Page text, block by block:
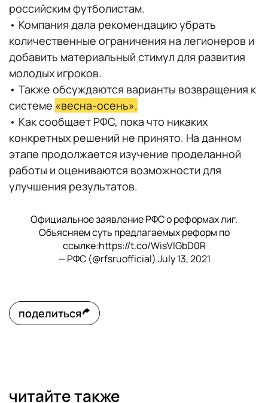
российским футболистам.
• Компания дала рекомендацию убрать
количественные ограничения на легионеров и
добавить материальный стимул для развития
молодых игроков.
• Также обсуждаются варианты возвращения к
системе «весна-осень».
• Как сообщает РФС, пока что никаких
конкретных решений не принято. На данном
этапе продолжается изучение проделанной
работы и оцениваются возможности для
улучшения результатов.
Официальное заявление РФС о реформах лиг.
Объясняем суть предлагаемых реформ по
ссылке:https://t.co/WisVIGbD0R
— РФС (@rfsruofficial) July 13, 2021
поделиться
читайте также